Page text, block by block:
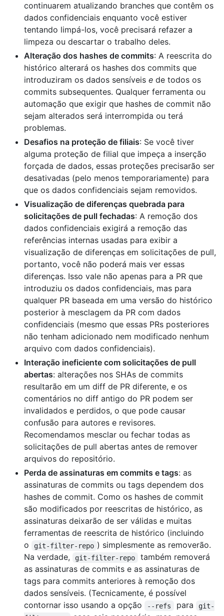
continuarem atualizando branches que contêm os
dados confidenciais enquanto você estiver
tentando limpá-los, você precisará refazer a
limpeza ou descartar o trabalho deles.
Alteração dos hashes de commits: A reescrita do
histórico alterará os hashes dos commits que
introduziram os dados sensíveis e de todos os
commits subsequentes. Qualquer ferramenta ou
automação que exigir que hashes de commit não
sejam alterados será interrompida ou terá
problemas.
Desafios na proteção de filiais: Se você tiver
alguma proteção de filial que impeça a inserção
forçada de dados, essas proteções precisarão ser
desativadas (pelo menos temporariamente) para
que os dados confidenciais sejam removidos.
Visualização de diferenças quebrada para
solicitações de pull fechadas: A remoção dos
dados confidenciais exigirá a remoção das
referências internas usadas para exibir a
visualização de diferenças em solicitações de pull,
portanto, você não poderá mais ver essas
diferenças. Isso vale não apenas para a PR que
introduziu os dados confidenciais, mas para
qualquer PR baseada em uma versão do histórico
posterior à mesclagem da PR com dados
confidenciais (mesmo que essas PRs posteriores
não tenham adicionado nem modificado nenhum
arquivo com dados confidenciais).
Interação ineficiente com solicitações de pull
abertas: alterações nos SHAs de commits
resultarão em um diff de PR diferente, e os
comentários no diff antigo do PR podem ser
invalidados e perdidos, o que pode causar
confusão para autores e revisores.
Recomendamos mesclar ou fechar todas as
solicitações de pull abertas antes de remover
arquivos do repositório.
Perda de assinaturas em commits e tags: as
assinaturas de commits ou tags dependem dos
hashes de commit. Como os hashes de commit
são modificados por reescritas de histórico, as
assinaturas deixarão de ser válidas e muitas
ferramentas de reescrita de histórico (incluindo
o
git-filter-repo ) simplesmente as removerão.
Na verdade,
git-filter-repo
também removerá
as assinaturas de commits e as assinaturas de
tags para commits anteriores à remoção dos
dados sensíveis. (Tecnicamente, é possível
contornar isso usando a opção
--refs para
git-